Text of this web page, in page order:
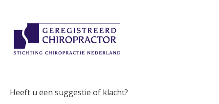
Heeft u een suggestie of klacht?